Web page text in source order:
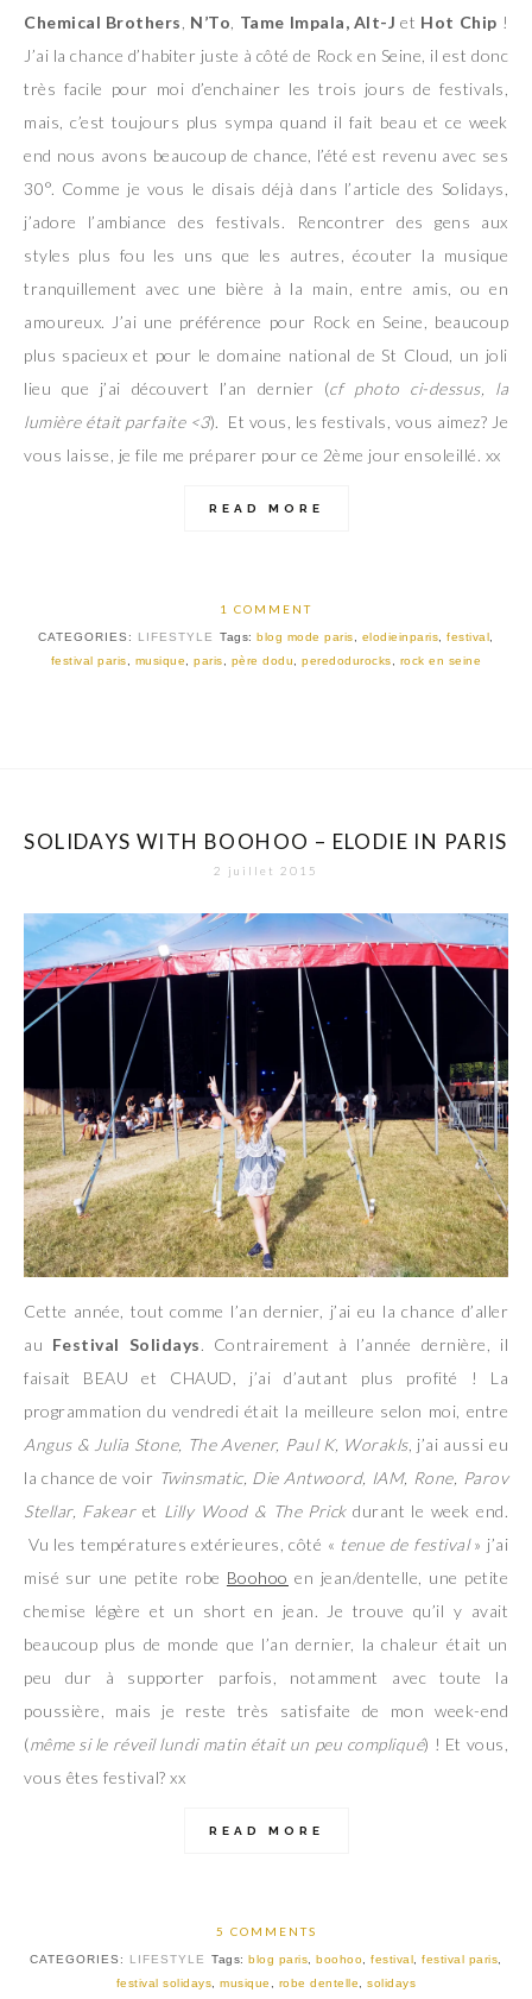
Chemical Brothers N’To Tame Impala, Alt-J et Hot Chip !
J’ai la chance d’habiter juste à côté de Rock en Seine, il est donc
très facile pour moi d’enchainer les trois jours de festivals,
mais, c’est toujours plus sympa quand il fait beau et ce week
end nous avons beaucoup de chance, l’été est revenu avec ses
30°. Comme je vous le disais déjà dans l’article des Solidays,
j’adore l’ambiance des festivals. Rencontrer des gens aux
styles plus fou les uns que les autres, écouter la musique
tranquillement avec une bière à la main, entre amis, ou en
amoureux. J’ai une préférence pour Rock en Seine, beaucoup
plus spacieux et pour le domaine national de St Cloud, un joli
lieu que j’ai découvert l’an dernier (cf photo ci-dessus, la
lumière était parfaite <3). Et vous, les festivals, vous aimez? Je
vous laisse, je file me préparer pour ce 2ème jour ensoleillé. xx
READ MORE
1 COMMENT
CATEGORIES: LIFESTYLE Tags:blog mode paris elodieinparis ,festival
festival paris
musique ,paris père dodu ,peredodurocks rock en seine
SOLIDAYS WITH BOOHOO – ELODIE IN PARIS
2 juillet 2015
Cette année, tout comme l’an dernier, j’ai eu la chance d’aller
au Festival Solidays. Contrairement à l’année dernière, il
faisait BEAU et CHAUD, j’ai d’autant plus profité ! La
programmation du vendredi était la meilleure selon moi, entre
Angus & Julia Stone, The Avener, Paul K, Worakls, j’ai aussi eu
la chance de voir Twinsmatic, Die Antwoord, IAM, Rone, Parov
Stellar, Fakear et Lilly Wood & The Prickdurant le week end.
Vu les températures extérieures, côté « tenue de festival» j’ai
misé sur une petite robe Boohoo en jean/dentelle, une petite
chemise légère et un short en jean. Je trouve qu’il y avait
beaucoup plus de monde que l’an dernier, la chaleur était un
peu dur à supporter parfois, notamment avec toute la
poussière, mais je reste très satisfaite de mon week-end
(même si le réveil lundi matin était un peu compliqué) ! Et vous,
vous êtes festival? xx
READ MORE
5 COMMENTS
CATEGORIES: LIFESTYLE Tags:blog paris ,boohoo ,festival ,festival paris
festival solidays ,musique robe dentelle ,solidays